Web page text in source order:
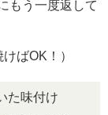
もう一度返して
ばOK！）
た味付け